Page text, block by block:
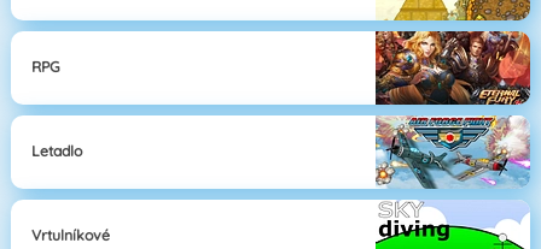
RPG
Letadlo
Vrtulníkové